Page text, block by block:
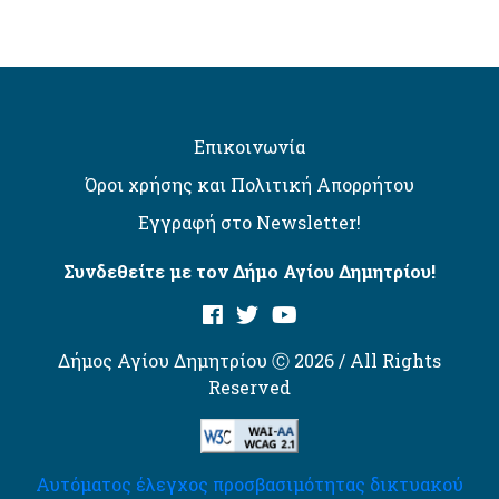
Επικοινωνία
Όροι χρήσης και Πολιτική Απορρήτου
Εγγραφή στο Newsletter!
Συνδεθείτε με τον Δήμο Αγίου Δημητρίου!
Δήμος Αγίου Δημητρίου Ⓒ 2026 / All Rights
Reserved
Αυτόματος έλεγχος προσβασιμότητας δικτυακού